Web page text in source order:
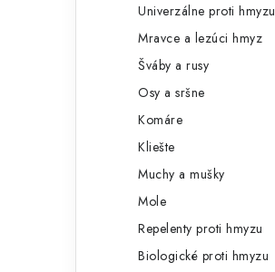
Univerzálne proti hmyzu
Mravce a lezúci hmyz
Šváby a rusy
Osy a sršne
Komáre
Kliešte
Muchy a mušky
Mole
Repelenty proti hmyzu
Biologické proti hmyzu